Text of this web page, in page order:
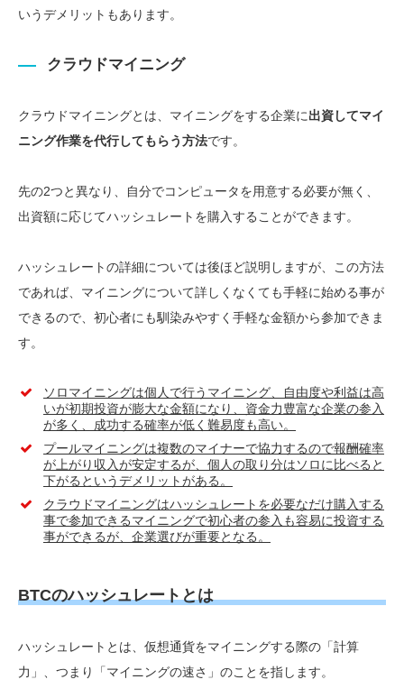
いうデメリットもあります。
クラウドマイニング
クラウドマイニングとは、 マイニングをする企業に出資してマイ
ニング作業を代行してもらう方法です。
先の2つと異なり、自分でコンピュータを用意する必要が無く、
出資額に応じてハッシュレートを購入することができます。
ハッシュレートの詳細については後ほど説明しますが、この方法
であれば、マイニングについて詳しくなくても手軽に始める事が
できるので、初心者にも馴染みやすく手軽な金額から参加できま
す。
ソロマイニングは個人で行うマイニング、自由度や利益は高
いが初期投資が膨大な金額になり、資金力豊富な企業の参入
が多く、成功する確率が低く難易度も高い。
プールマイニングは複数のマイナーで協力するので報酬確率
が上がり収入が安定するが、個人の取り分はソロに比べると
下がるというデメリットがある。
クラウドマイニングはハッシュレートを必要なだけ購入する
事で参加できるマイニングで初心者の参入も容易に投資する
事ができるが、企業選びが重要となる。
BTCのハッシュレートとは
ハッシュレートとは、仮想通貨をマイニングする際の「計算
力」、つまり「マイニングの速さ」のことを指します。